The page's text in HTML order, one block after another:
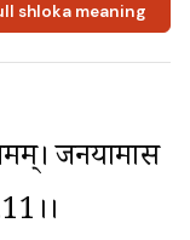
shloka meaning
जनयामास